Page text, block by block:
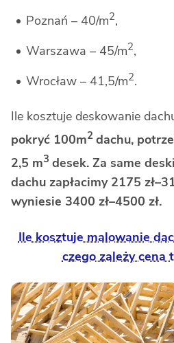
Poznań – 40/m2,
Warszawa – 45/m2,
Wrocław ­– 41,5/m2.
Ile kosztuje deskowanie
pokryć 100m2 dachu,
2,5 m3 desek. Za same
dachu zapłacimy 2175
wyniesie 3400 zł–4500 zł.
Ile kosztuje malowanie
czego zależy cena